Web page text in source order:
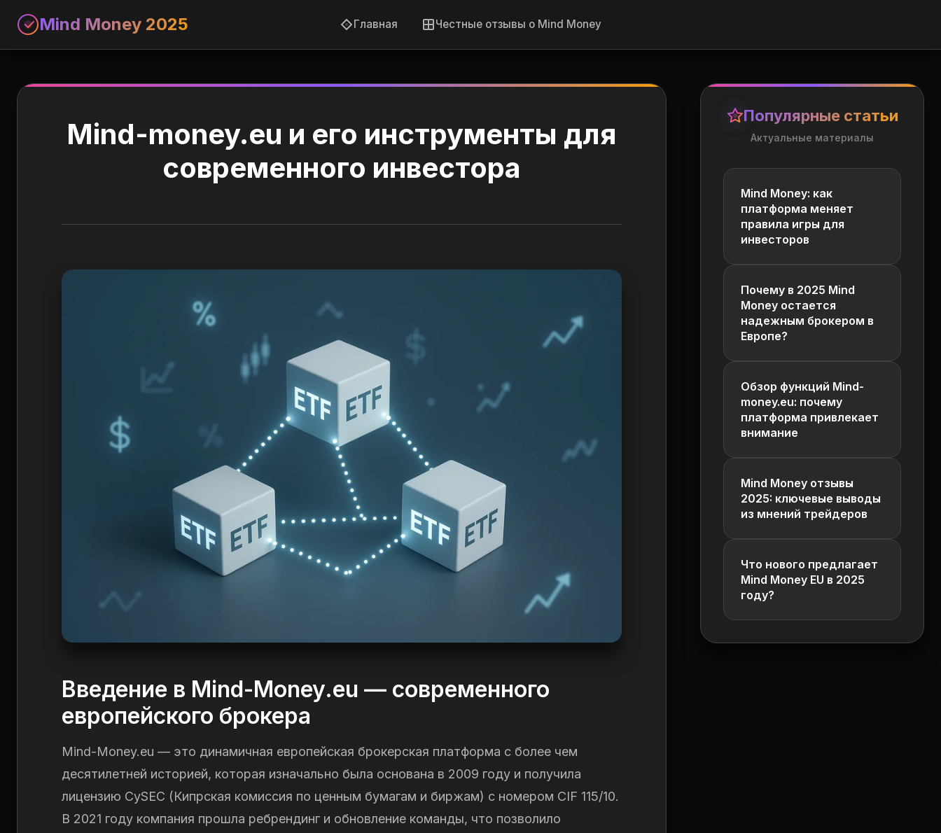
Mind Money 2025 Главная Честные отзывы о Mind Money
Mind-money.eu и его инструменты для
современного инвестора
Введение в Mind-Money.eu — современного
европейского брокера
Mind-Money.eu — это динамичная европейская брокерская платформа с более чем
десятилетней историей, которая изначально была основана в 2009 году и получила
лицензию CySEC (Кипрская комиссия по ценным бумагам и биржам) с номером CIF 115/10.
В 2021 году компания прошла ребрендинг и обновление команды, что позволило
Популярные статьи
Актуальные материалы
Mind Money: как
платформа меняет
правила игры для
инвесторов
Почему в 2025 Mind
Money остается
надежным брокером в
Европе?
Обзор функций Mind-
money.eu: почему
платформа привлекает
внимание
Mind Money отзывы
2025: ключевые выводы
из мнений трейдеров
Что нового предлагает
Mind Money EU в 2025
году?